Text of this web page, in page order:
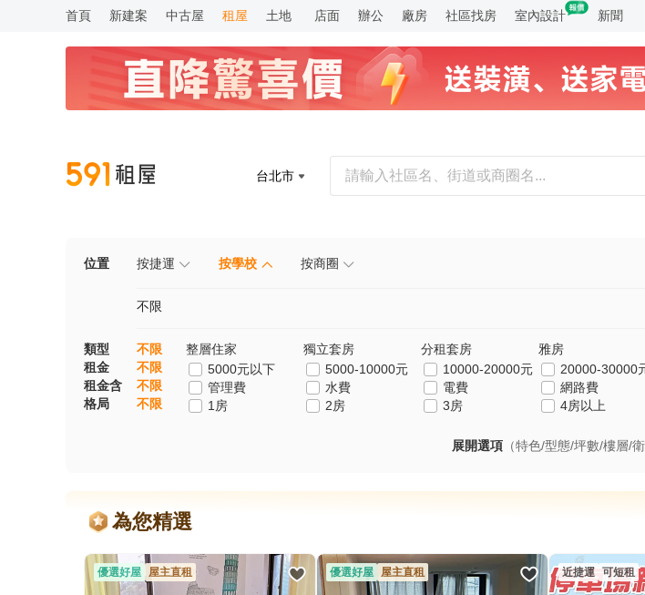
首頁 新建案 中古屋 租屋 土地 店面 辦公 廠房 社區找房 室內設計 新聞
台北市
位置 按捷運 按學校 按商圈
不限
類型 不限 整層住家 獨立套房 分租套房 雅房
租金
不限 5000元以下 5000-10000元 10000-20000元 20000-30000
租金含
不限 管理費 水費 電費 網路費
格局
不限 1房 2房 3房 4房以上
展開選項 （特色/型態/坪數/樓層/
為您精選
優選好屋 屋主直租 優選好屋 屋主直租 近捷運 可短租